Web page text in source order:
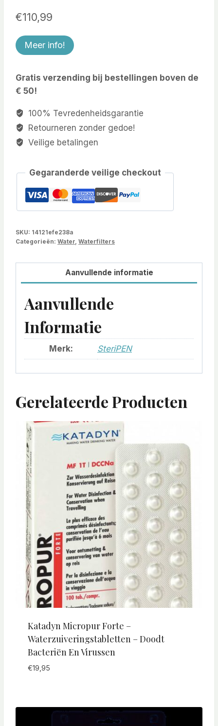
€110,99
Meer info!
Gratis verzending bij bestellingen boven de
€ 50!
100% Tevredenheidsgarantie
Retourneren zonder gedoe!
Veilige betalingen
Gegaranderde veilige checkout
SKU: 14121efe238a
Categorieën: Water Waterfilters
Aanvullende informatie
Aanvullende
Informatie
Merk: SteriPEN
Gerelateerde Producten
Katadyn Micropur Forte –
Waterzuiveringstabletten – Doodt
Bacteriën En Virussen
€19,95